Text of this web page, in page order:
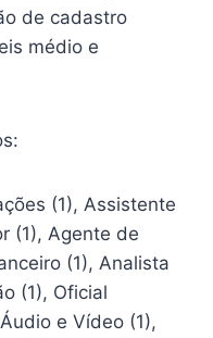
de cadastro
médio e
(1), Assistente
(1), Agente de
(1), Analista
(1), Oficial
e Vídeo (1),